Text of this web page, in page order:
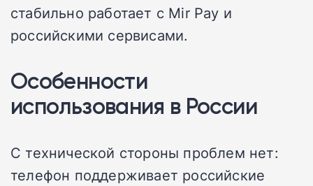
стабильно работает с Mir Pay и
российскими сервисами.
Особенности
использования в России
С технической стороны проблем нет:
телефон поддерживает российские